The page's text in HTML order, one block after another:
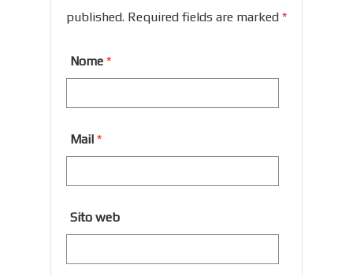
published. Required fields are marked *
Nome *
Mail *
Sito web